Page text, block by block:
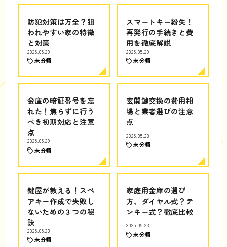
防犯対策は万全？狙
われやすい家の特徴
と対策
2025.05.29
未分類
スマートキー紛失！
再発行の手続きと費
用を徹底解説
2025.05.29
未分類
金庫の暗証番号を忘
れた！焦らずに行う
べき初期対応と注意
点
2025.05.29
未分類
玄関鍵交換の費用相
場と業者選びの注意
点
2025.05.28
未分類
鍵屋が教える！スペ
アキー作成で失敗し
ないための３つの秘
訣
2025.05.23
未分類
家庭用金庫の選び
方、ダイヤル式？テ
ンキー式？徹底比較
2025.05.23
未分類